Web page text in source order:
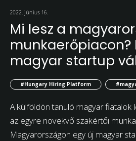
2022. június 16.
Mi lesz a
munkaerőpiacon?
magyar startup
#Hungary Hiring Platform
A külföldön tanuló magyar fiatalok
az egyre növekvő szakértői
Magyarországon egy új magyar